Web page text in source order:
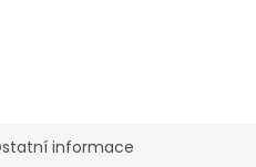
informace